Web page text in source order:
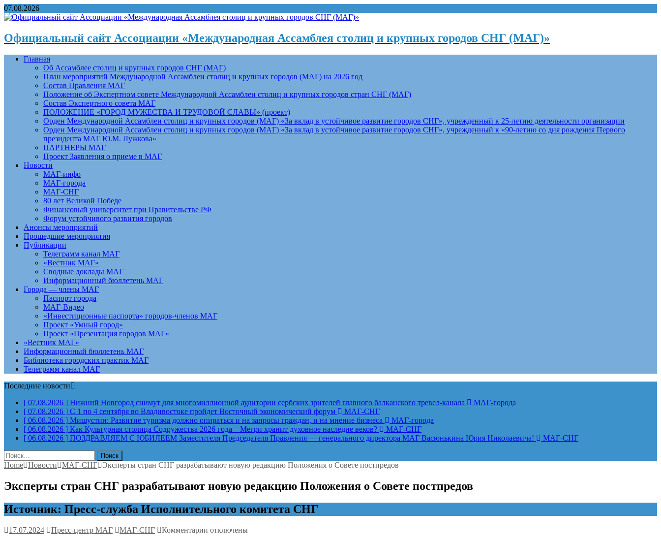
07.08.2026
Официальный сайт Ассоциации «Международная Ассамблея столиц и крупных городов СНГ (МАГ)»
Главная
Об Ассамблее столиц и крупных городов СНГ (МАГ)
План мероприятий Международной Ассамблеи столиц и крупных городов (МАГ) на 2026 год
Состав Правления МАГ
Положение об Экспертном совете Международной Ассамблеи столиц и крупных городов стран СНГ (МАГ)
Состав Экспертного совета МАГ
ПОЛОЖЕНИЕ «ГОРОД МУЖЕСТВА И ТРУДОВОЙ СЛАВЫ» (проект)
Орден Международной Ассамблеи столиц и крупных городов (МАГ) «За вклад в устойчивое развитие городов СНГ», учрежденный к 25-летию деятельности организации
Орден Международной Ассамблеи столиц и крупных городов (МАГ) «За вклад в устойчивое развитие городов СНГ», учрежденный к «90-летию со дня рождения Первого
президента МАГ Ю.М. Лужкова»
ПАРТНЕРЫ МАГ
Проект Заявления о приеме в МАГ
Новости
МАГ-инфо
МАГ-города
МАГ-СНГ
80 лет Великой Победе
Финансовый университет при Правительстве РФ
Форум устойчивого развития городов
Анонсы мероприятий
Прошедшие мероприятия
Публикации
Телеграмм канал МАГ
«Вестник МАГ»
Сводные доклады МАГ
Информационный бюллетень МАГ
Города — члены МАГ
Паспорт города
МАГ-Видео
«Инвестиционные паспорта» городов-членов МАГ
Проект «Умный город»
Проект «Презентация городов МАГ»
«Вестник МАГ»
Информационный бюллетень МАГ
Библиотека городских практик МАГ
Телеграмм канал МАГ
Последние новости
[ 07.08.2026 ] Нижний Новгород снимут для многомиллионной аудитории сербских зрителей главного балканского тревел-канала
МАГ-города
[ 07.08.2026 ] С 1 по 4 сентября во Владивостоке пройдет Восточный экономический форум
МАГ-СНГ
[ 06.08.2026 ] Мишустин: Развитие туризма должно опираться и на запросы граждан, и на мнение бизнеса
МАГ-города
[ 06.08.2026 ] Как Культурная столица Содружества 2026 года – Мегри хранит духовное наследие веков?
МАГ-СНГ
[ 06.08.2026 ] ПОЗДРАВЛЯЕМ С ЮБИЛЕЕМ Заместителя Председателя Правления — генерального директора МАГ Васюнькина Юрия Николаевича!
МАГ-СНГ
Найти:
Home Новости МАГ-СНГ Эксперты стран СНГ разрабатывают новую редакцию Положения о Совете постпредов
Эксперты стран СНГ разрабатывают новую редакцию Положения о Совете постпредов
Источник: Пресс-служба Исполнительного комитета СНГ
17.07.2024 Пресс-центр МАГ МАГ-СНГ Комментарии котключены